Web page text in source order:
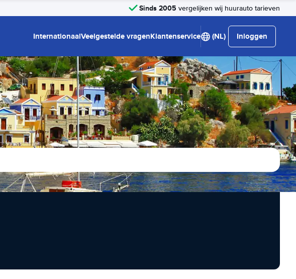
Sinds 2005 vergelijken wij huurauto tarieven
InternationaalVeelgestelde vragenKlantenservice (NL) Inloggen